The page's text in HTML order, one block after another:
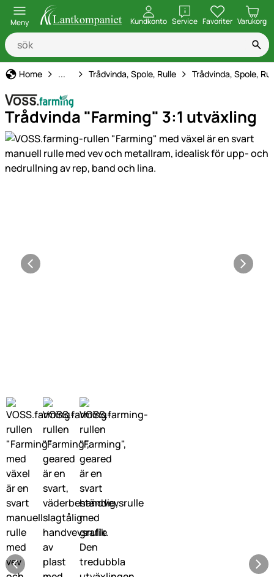
Meny Kundkonto ServiceöppnaFavoriter Varukorg
Home Elstängsel
... Trådvinda, Spole, Rulle Trådvinda, Spole,
Trådvinda "Farming" 3:1 utväxling
Produktgaleri